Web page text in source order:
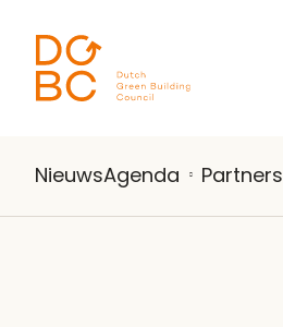
NieuwsAgenda Partners